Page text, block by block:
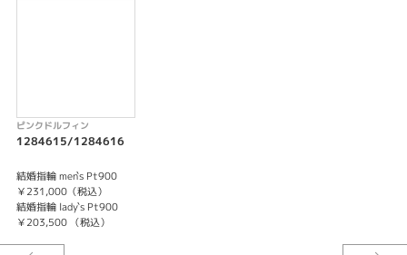
同士や夫婦で遭遇すると、その人には幸運が訪れ 生涯添い遂げられると言わ
れています。 リング内側に想いを込めて 永遠に続くふたりの幸せを見守る
ピンクドルフィン
1284615/1284616
結婚指輪 men`s Pt900
￥231,000（税込）
結婚指輪 lady`s Pt900
￥203,500 （税込）